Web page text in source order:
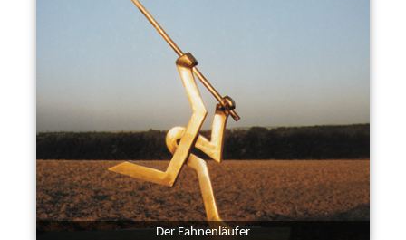
Der Fahnenläufer